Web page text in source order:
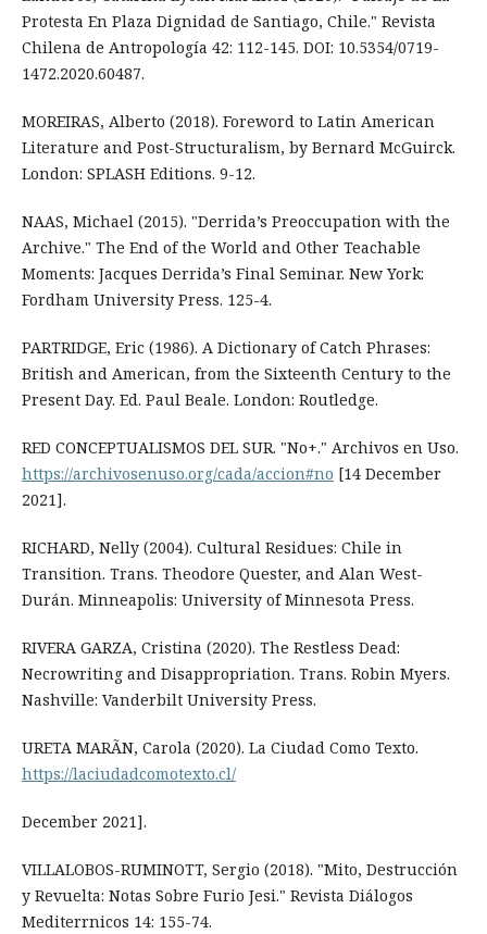
Protesta En Plaza Dignidad de Santiago, Chile." Revista
Chilena de Antropología 42: 112-145. DOI: 10.5354/0719-
1472.2020.60487.
MOREIRAS, Alberto (2018). Foreword to Latin American
Literature and Post-Structuralism, by Bernard McGuirck.
London: SPLASH Editions. 9-12.
NAAS, Michael (2015). "Derrida’s Preoccupation with the
Archive." The End of the World and Other Teachable
Moments: Jacques Derrida’s Final Seminar. New York:
Fordham University Press. 125-4.
PARTRIDGE, Eric (1986). A Dictionary of Catch Phrases:
British and American, from the Sixteenth Century to the
Present Day. Ed. Paul Beale. London: Routledge.
RED CONCEPTUALISMOS DEL SUR. "No+." Archivos en Uso.
https://archivosenuso.org/cada/accion#no [14 December
2021].
RICHARD, Nelly (2004). Cultural Residues: Chile in
Transition. Trans. Theodore Quester, and Alan West-
Durán. Minneapolis: University of Minnesota Press.
RIVERA GARZA, Cristina (2020). The Restless Dead:
Necrowriting and Disappropriation. Trans. Robin Myers.
Nashville: Vanderbilt University Press.
URETA MARÃN, Carola (2020). La Ciudad Como Texto.
https://laciudadcomotexto.cl/
December 2021].
VILLALOBOS-RUMINOTT, Sergio (2018). "Mito, Destrucción
y Revuelta: Notas Sobre Furio Jesi." Revista Diálogos
Mediterrnicos 14: 155-74.